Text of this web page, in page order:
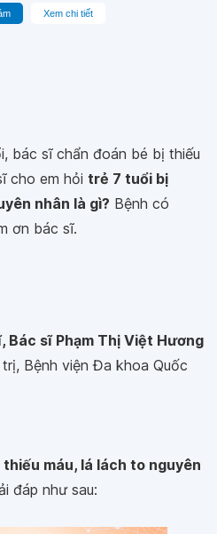
Xem chi tiết
bác sĩ chẩn đoán bé bị thiếu
cho em hỏi trẻ 7 tuổi bị
nhân là gì? Bệnh có
ơn bác sĩ.
Bác sĩ Phạm Thị Việt Hương
Bệnh viện Đa khoa Quốc
máu, lá lách to nguyên
đáp như sau: